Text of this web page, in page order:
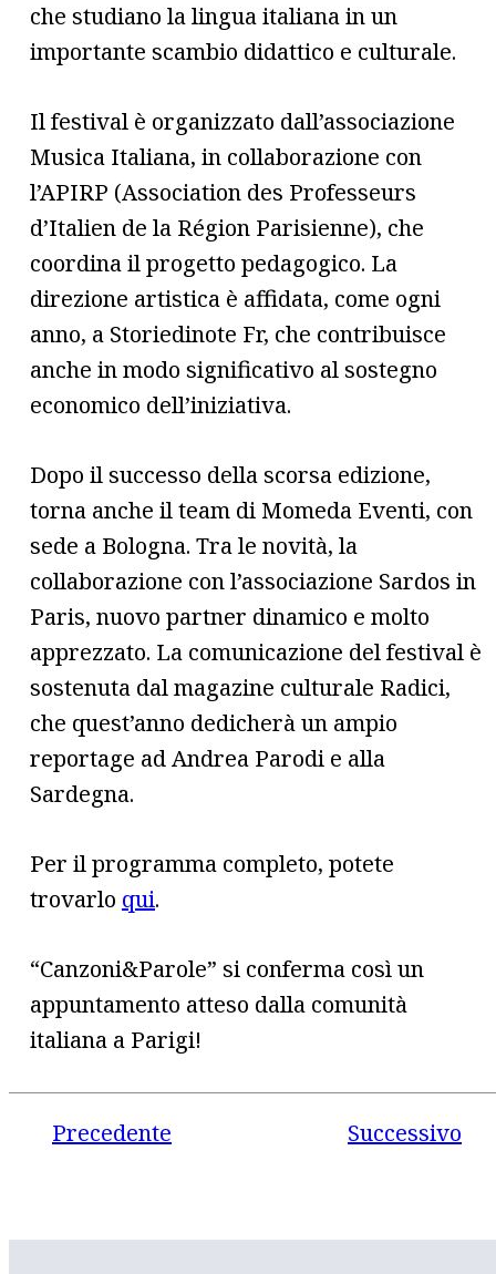
che studiano la lingua italiana in un
importante scambio didattico e culturale.
Il festival è organizzato dall’associazione
Musica Italiana, in collaborazione con
l’APIRP (Association des Professeurs
d’Italien de la Région Parisienne), che
coordina il progetto pedagogico. La
direzione artistica è affidata, come ogni
anno, a Storiedinote Fr, che contribuisce
anche in modo significativo al sostegno
economico dell’iniziativa.
Dopo il successo della scorsa edizione,
torna anche il team di Momeda Eventi, con
sede a Bologna. Tra le novità, la
collaborazione con l’associazione Sardos in
Paris, nuovo partner dinamico e molto
apprezzato. La comunicazione del festival è
sostenuta dal magazine culturale Radici,
che quest’anno dedicherà un ampio
reportage ad Andrea Parodi e alla
Sardegna.
Per il programma completo, potete
trovarlo qui.
“Canzoni&Parole” si conferma così un
appuntamento atteso dalla comunità
italiana a Parigi!
Precedente Successivo